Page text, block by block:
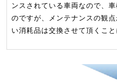
ンスされている車両なので、
のですが、メンテナンスの観
い消耗品は交換させて頂くこと